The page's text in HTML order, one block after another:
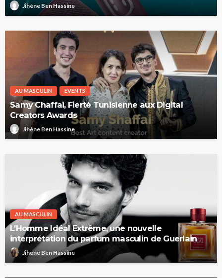
Jihène Ben Hassine
AU MASCULIN EVENTS
Samy Chaffai, Fierté Tunisienne aux Digital
Creators Awards
Jihène Ben Hassine
AU MASCULIN
L’Homme Idéal Extrême, une nouvelle
interprétation du parfum masculin de Guerlain
Jihene Ben Hassine